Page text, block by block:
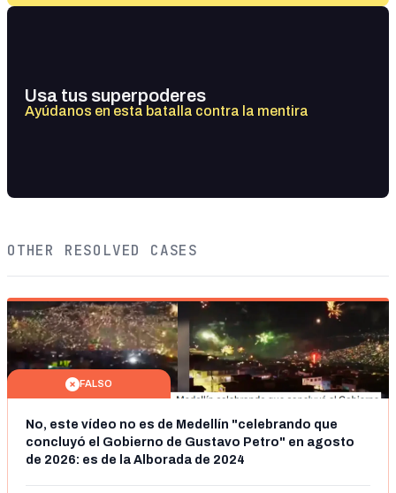
Usa tus superpoderes
Ayúdanos en esta batalla contra la mentira
OTHER RESOLVED CASES
FALSO
No, este vídeo no es de Medellín "celebrando que
concluyó el Gobierno de Gustavo Petro" en agosto
de 2026: es de la Alborada de 2024